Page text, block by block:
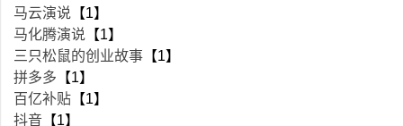
马云演说 【1】
马化腾演说 【1】
三只松鼠的创业故事 【1】
拼多多 【1】
百亿补贴 【1】
抖音 【1】